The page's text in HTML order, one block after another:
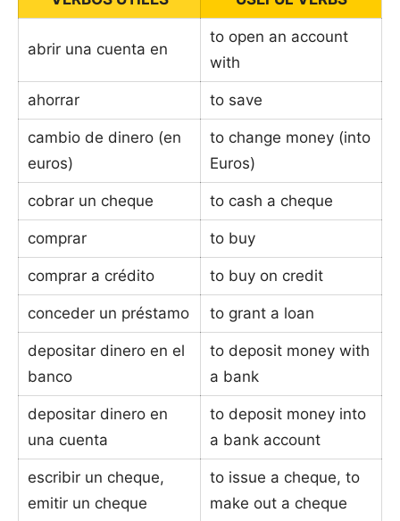
abrir una cuenta en
to open an account
with
ahorrar to save
cambio de dinero (en
euros)
to change money (into
Euros)
cobrar un cheque to cash a cheque
comprar to buy
comprar a crédito to buy on credit
conceder un préstamo to grant a loan
depositar dinero en el
banco
to deposit money with
a bank
depositar dinero en
una cuenta
to deposit money into
a bank account
escribir un cheque,
emitir un cheque
to issue a cheque, to
make out a cheque